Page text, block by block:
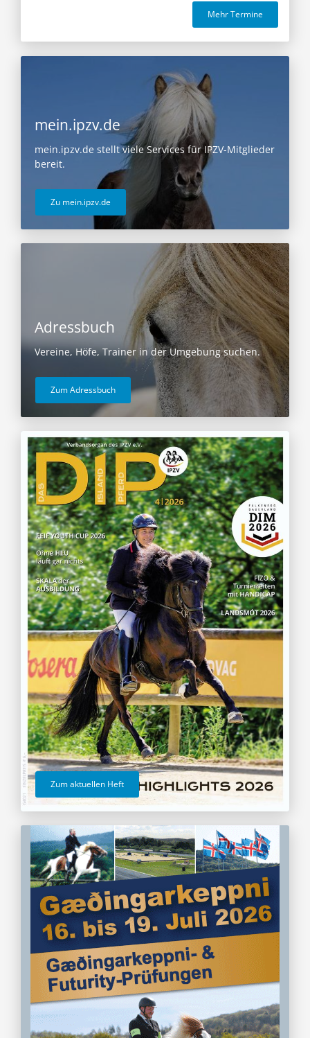
Mehr Termine
mein.ipzv.de
mein.ipzv.de stellt viele Services für IPZV-Mitglieder
bereit.
Zu mein.ipzv.de
Adressbuch
Vereine, Höfe, Trainer in der Umgebung suchen.
Zum Adressbuch
Zum aktuellen Heft